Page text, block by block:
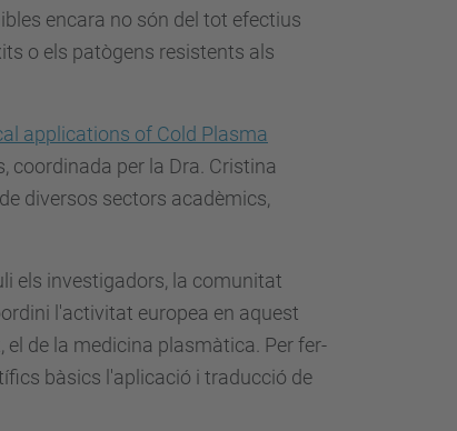
encara no són del tot efectius
o els patògens resistents als
applications of Cold Plasma
coordinada per la Dra. Cristina
diversos sectors acadèmics,
els investigadors, la comunitat
l'activitat europea en aquest
de la medicina plasmàtica. Per fer-
bàsics l'aplicació i traducció de